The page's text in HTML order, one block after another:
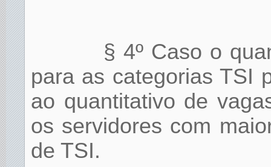
§ 4º Caso o
para as categorias TSI
ao quantitativo de
os servidores com
de TSI.